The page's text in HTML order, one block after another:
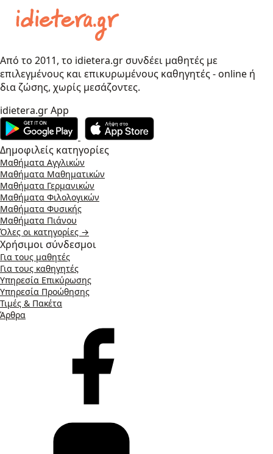
Από το 2011, το idietera.gr συνδέει μαθητές με
επιλεγμένους και επικυρωμένους καθηγητές - online ή
δια ζώσης, χωρίς μεσάζοντες.
idietera.gr App
Δημοφιλείς κατηγορίες
Μαθήματα Αγγλικών
Μαθήματα Μαθηματικών
Μαθήματα Γερμανικών
Μαθήματα Φιλολογικών
Μαθήματα Φυσικής
Μαθήματα Πιάνου
Όλες οι κατηγορίες →
Χρήσιμοι σύνδεσμοι
Για τους μαθητές
Για τους καθηγητές
Υπηρεσία Επικύρωσης
Υπηρεσία Προώθησης
Τιμές & Πακέτα
Άρθρα